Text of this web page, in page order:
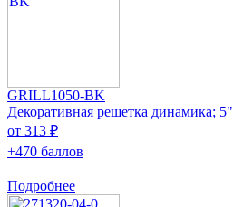
GRILL1050-BK
Декоративная решетка динамика; 5"
от 313 ₽
+470 баллов
Подробнее